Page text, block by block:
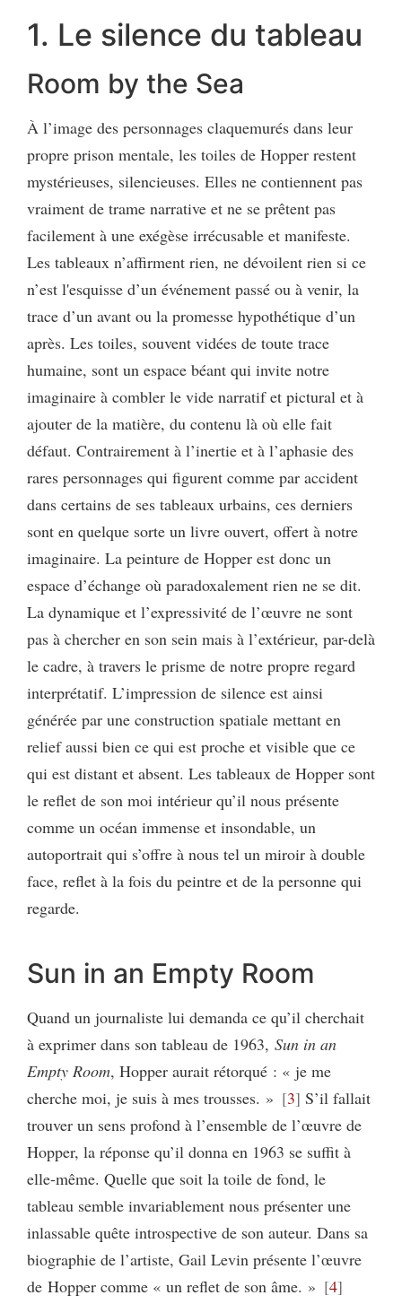
1. Le silence du tableau
Room by the Sea
À l’image des personnages claquemurés dans leur
propre prison mentale, les toiles de Hopper restent
mystérieuses, silencieuses. Elles ne contiennent pas
vraiment de trame narrative et ne se prêtent pas
facilement à une exégèse irrécusable et manifeste.
Les tableaux n’affirment rien, ne dévoilent rien si ce
n’est l'esquisse d’un événement passé ou à venir, la
trace d’un avant ou la promesse hypothétique d’un
après. Les toiles, souvent vidées de toute trace
humaine, sont un espace béant qui invite notre
imaginaire à combler le vide narratif et pictural et à
ajouter de la matière, du contenu là où elle fait
défaut. Contrairement à l’inertie et à l’aphasie des
rares personnages qui figurent comme par accident
dans certains de ses tableaux urbains, ces derniers
sont en quelque sorte un livre ouvert, offert à notre
imaginaire. La peinture de Hopper est donc un
espace d’échange où paradoxalement rien ne se dit.
La dynamique et l’expressivité de l’œuvre ne sont
pas à chercher en son sein mais à l’extérieur, par-delà
le cadre, à travers le prisme de notre propre regard
interprétatif. L’impression de silence est ainsi
générée par une construction spatiale mettant en
relief aussi bien ce qui est proche et visible que ce
qui est distant et absent. Les tableaux de Hopper sont
le reflet de son moi intérieur qu’il nous présente
comme un océan immense et insondable, un
autoportrait qui s’offre à nous tel un miroir à double
face, reflet à la fois du peintre et de la personne qui
regarde.
Sun in an Empty Room
Quand un journaliste lui demanda ce qu’il cherchait
à exprimer dans son tableau de 1963, Sun in an
Empty Room, Hopper aurait rétorqué : « je me
cherche moi, je suis à mes trousses. »
3 S’il fallait
trouver un sens profond à l’ensemble de l’œuvre de
Hopper, la réponse qu’il donna en 1963 se suffit à
elle-même. Quelle que soit la toile de fond, le
tableau semble invariablement nous présenter une
inlassable quête introspective de son auteur. Dans sa
biographie de l’artiste, Gail Levin présente l’œuvre
de Hopper comme « un reflet de son âme. »
4